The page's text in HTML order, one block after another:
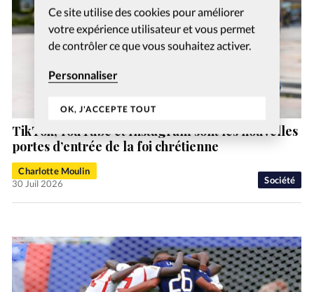
Ce site utilise des cookies pour améliorer
votre expérience utilisateur et vous permet
de contrôler ce que vous souhaitez activer.
Personnaliser
OK, J'ACCEPTE TOUT
Société
TikTok, YouTube et Instagram sont les nouvelles
portes d’entrée de la foi chrétienne
Charlotte Moulin
30 Juil 2026